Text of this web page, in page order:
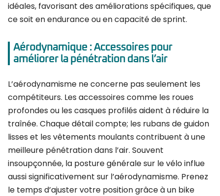
idéales, favorisant des améliorations spécifiques, que
ce soit en endurance ou en capacité de sprint.
Aérodynamique : Accessoires pour
améliorer la pénétration dans l’air
L’aérodynamisme ne concerne pas seulement les
compétiteurs. Les accessoires comme les roues
profondes ou les casques profilés aident à réduire la
traînée. Chaque détail compte; les rubans de guidon
lisses et les vêtements moulants contribuent à une
meilleure pénétration dans l’air. Souvent
insoupçonnée, la posture générale sur le vélo influe
aussi significativement sur l’aérodynamisme. Prenez
le temps d’ajuster votre position grâce à un bike